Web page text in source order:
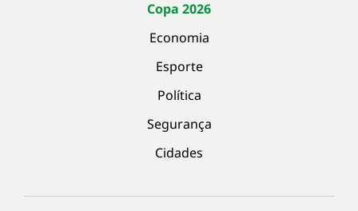
Copa 2026
Economia
Esporte
Política
Segurança
Cidades